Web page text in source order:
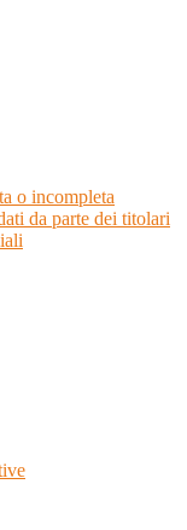
o incompleta
da parte dei titolari